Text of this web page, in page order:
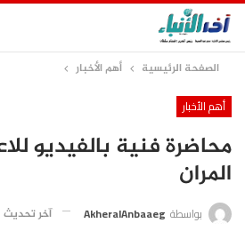
الصفحة الرئيسية أهم الأخبار
أهم الأخبار
محاضرة فنية بالفيديو
المران
بواسطة AkheralAnbaaeg آخر تحديث